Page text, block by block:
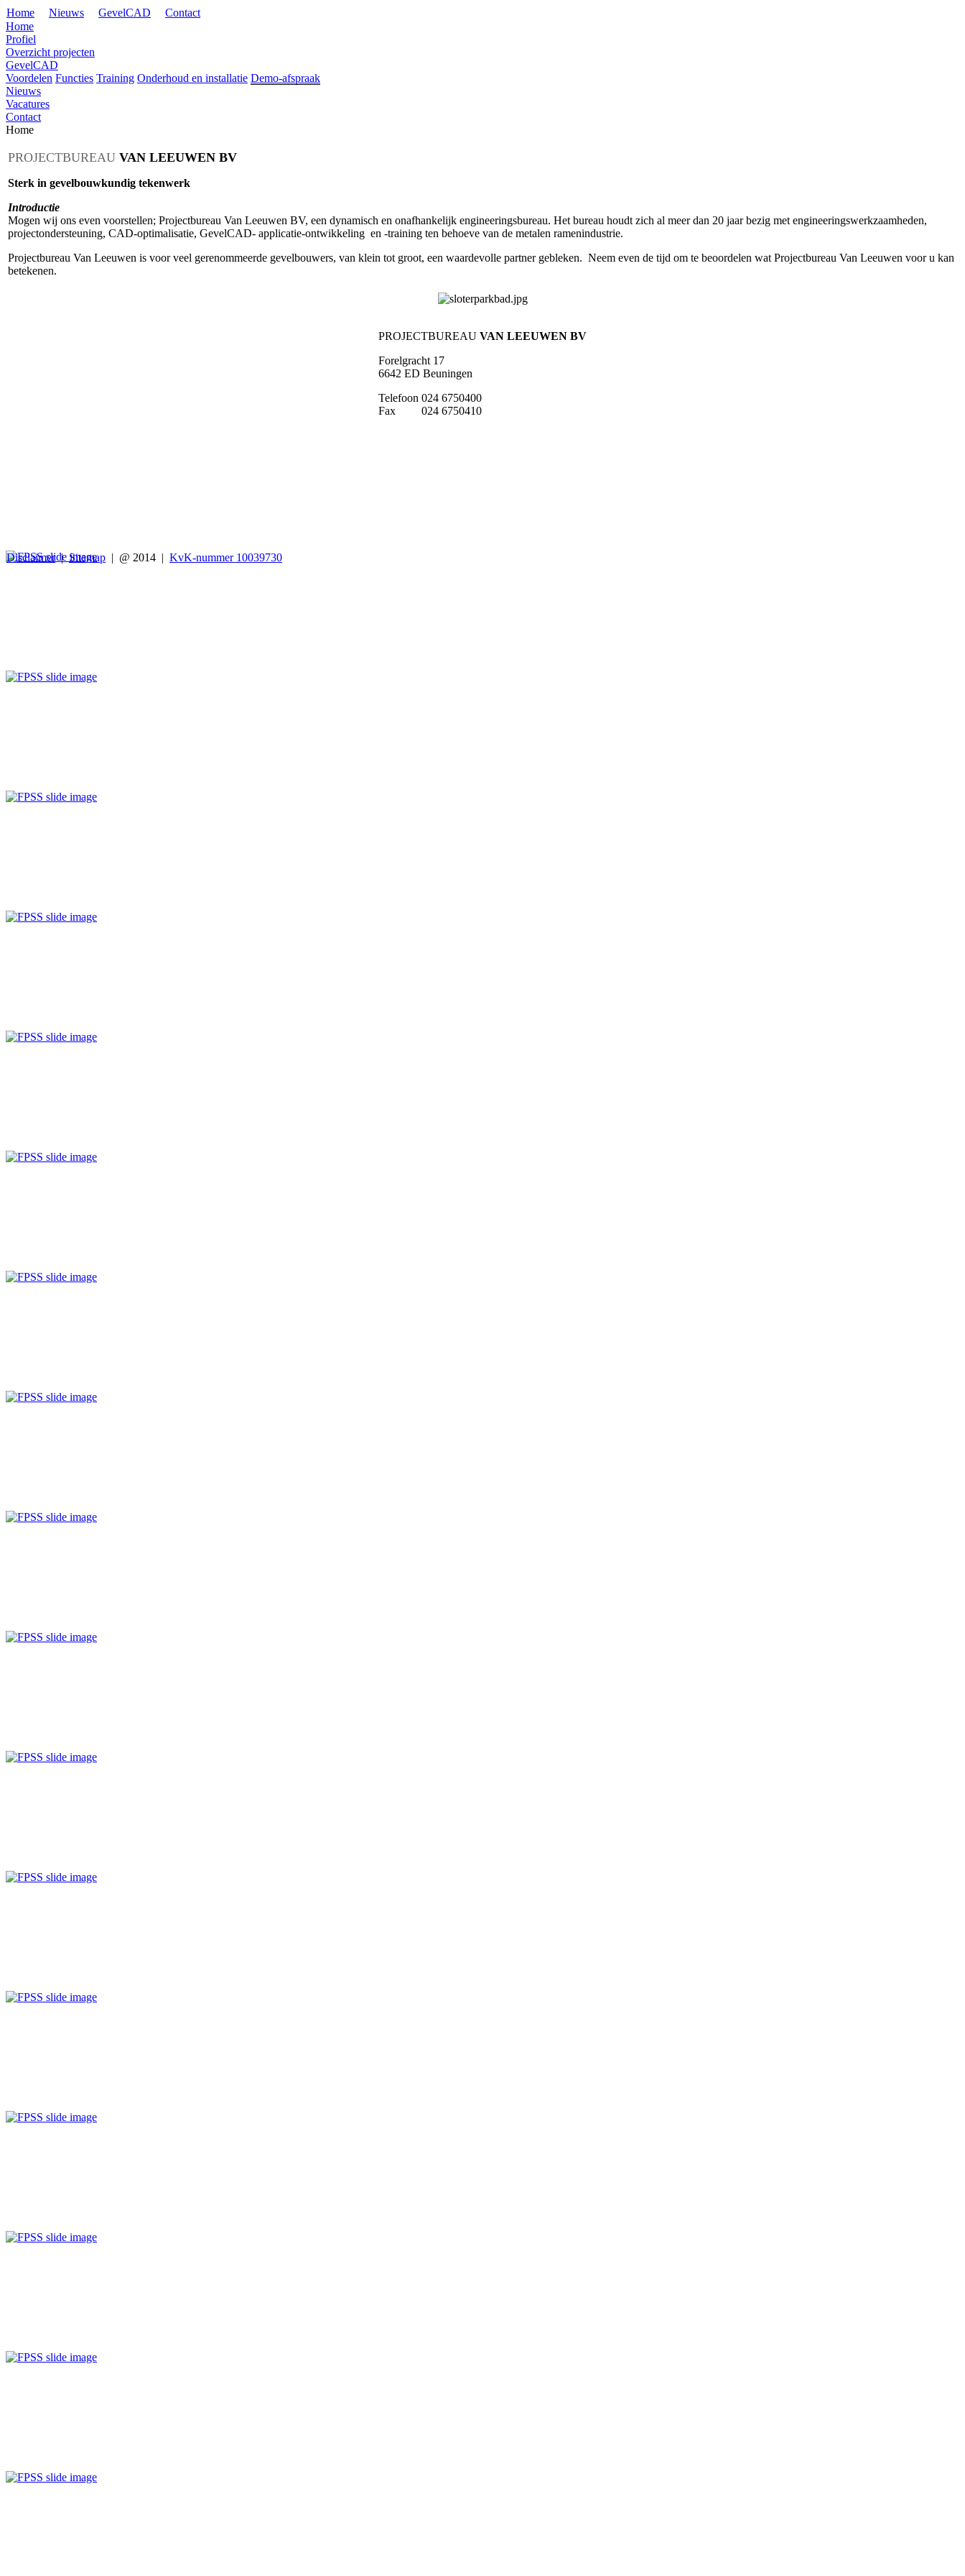
Home Nieuws GevelCAD
Contact
Home
Profiel
Overzicht projecten
GevelCAD
Voordelen Functies Training Onderhoud en installatie Demo-afspraak
Nieuws
Vacatures
Contact
Home
PROJECTBUREAU VAN LEEUWEN BV
Sterk in gevelbouwkundig tekenwerk
Introductie
Mogen wij ons even voorstellen; Projectbureau Van Leeuwen BV, een dynamisch en onafhankelijk engineeringsbureau. Het bureau houdt zich al meer dan 20 jaar bezig met engineeringswerkzaamheden,
projectondersteuning, CAD-optimalisatie, GevelCAD- applicatie-ontwikkeling en -training ten behoeve van de metalen ramenindustrie.
Projectbureau Van Leeuwen is voor veel gerenommeerde gevelbouwers, van klein tot groot, een waardevolle partner gebleken. Neem even de tijd om te beoordelen wat Projectbureau Van Leeuwen voor u kan
betekenen.
PROJECTBUREAU VAN LEEUWEN BV
Forelgracht 17
6642 ED Beuningen
Telefoon 024 6750400
Fax
024 6750410
Disclaimer| Sitemap | @ 2014 | KvK-nummer 10039730